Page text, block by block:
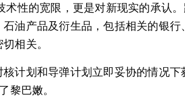
性的宽限，更是对新现实的承认
油产品及衍生品，包括相关的银
相关。
计划和导弹计划立即妥协的情况
黎巴嫩。